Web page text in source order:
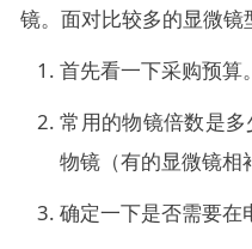
镜。面对比较多的显微镜
首先看一下采购预算。
常用的物镜倍数是
物镜（有的显微镜相
确定一下是否需要在